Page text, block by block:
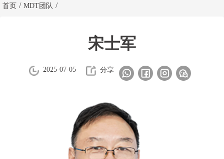
首页 / MDT团队 /
宋士军
2025-07-05 分享